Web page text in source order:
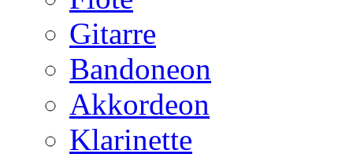
Gitarre
Bandoneon
Akkordeon
Klarinette